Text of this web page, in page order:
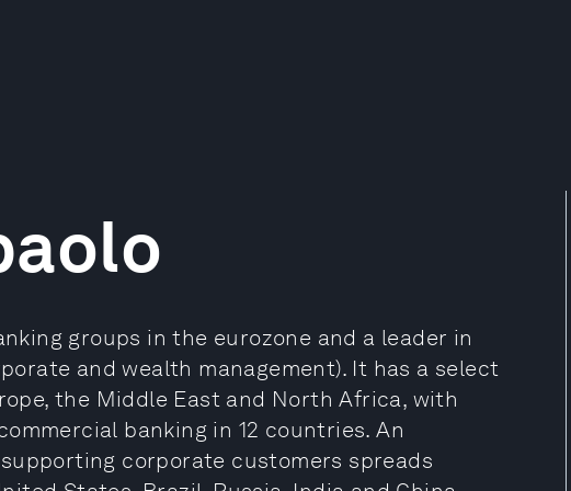
groups in the eurozone and a leader in
and wealth management). It has a select
the Middle East and North Africa, with
banking in 12 countries. An
corporate customers spreads